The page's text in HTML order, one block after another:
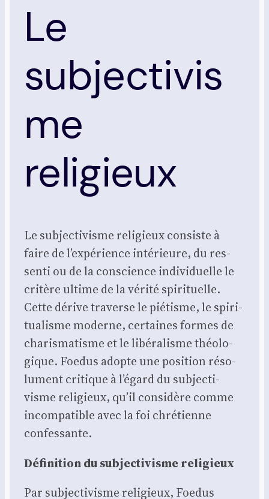
Le
subjectivis
me
religieux
Le sub­jec­ti­visme reli­gieux consiste à
faire de l’expérience inté­rieure, du res­
sen­ti ou de la conscience indi­vi­duelle le
cri­tère ultime de la véri­té spi­ri­tuelle.
Cette dérive tra­verse le pié­tisme, le spi­ri­
tua­lisme moderne, cer­taines formes de
cha­ris­ma­tisme et le libé­ra­lisme théo­lo­
gique. Foe­dus adopte une posi­tion réso­
lu­ment cri­tique à l’égard du sub­jec­ti­
visme reli­gieux, qu’il consi­dère comme
incom­pa­tible avec la foi chré­tienne
confes­sante.
Défi­ni­tion du sub­jec­ti­visme reli­gieux
Par sub­jec­ti­visme reli­gieux, Foe­dus